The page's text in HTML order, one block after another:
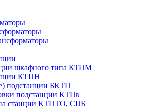
шкафного типа КТПМ
КТПН
подстанции БКТП
подстанции КТПв
станции КТПТО, СПБ